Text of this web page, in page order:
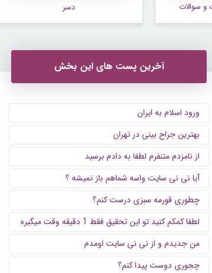
و سوالات دسر
آخرین پست های این بخش
ورود اسلام به ایران
بهترین جراح بینی در تهران
از نامزدم متنفرم لطفا به دادم برسید
آیا نی نی سایت واسه شماهم باز نمیشه ؟
چطوری قورمه سبزی درست کنم؟
لطفا کمکم کنید تو این تحقیق فقط 1 دقیقه وقت میگیره
من جدیدم و از نی نی سایت اومدم
چجوری دوست پیدا کنم؟